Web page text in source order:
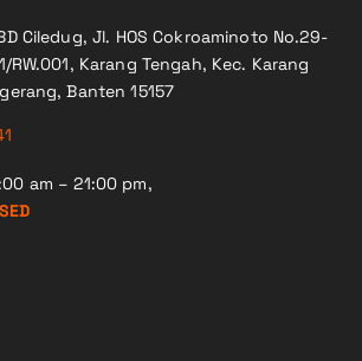
Ciledug, Jl. HOS Cokroaminoto No.29-
RW.001, Karang Tengah, Kec. Karang
Banten 15157
am – 21:00 pm,